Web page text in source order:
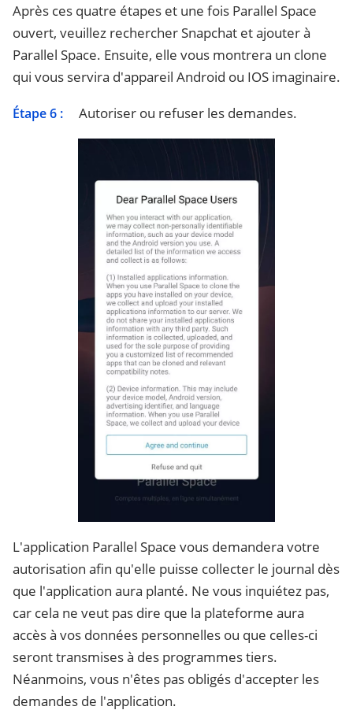
Après ces quatre étapes et une fois Parallel Space
ouvert, veuillez rechercher Snapchat et ajouter à
Parallel Space. Ensuite, elle vous montrera un clone
qui vous servira d'appareil Android ou IOS imaginaire.
Étape 6 : Autoriser ou refuser les demandes.
L'application Parallel Space vous demandera votre
autorisation afin qu'elle puisse collecter le journal dès
que l'application aura planté. Ne vous inquiétez pas,
car cela ne veut pas dire que la plateforme aura
accès à vos données personnelles ou que celles-ci
seront transmises à des programmes tiers.
Néanmoins, vous n'êtes pas obligés d'accepter les
demandes de l'application.